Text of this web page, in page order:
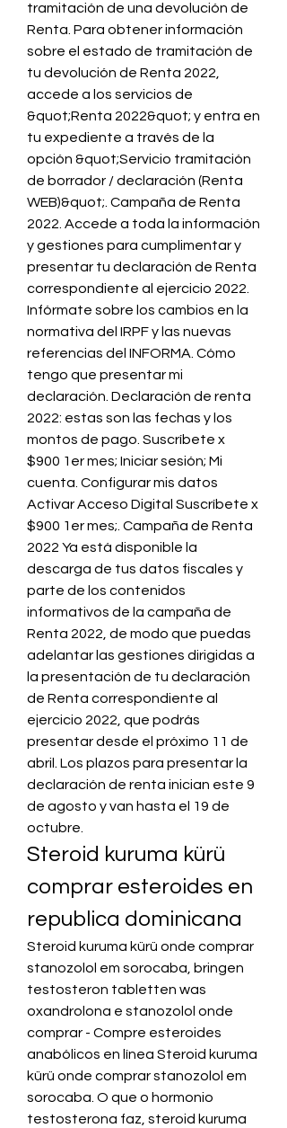
tramitación de una devolución de
Renta. Para obtener información
sobre el estado de tramitación de
tu devolución de Renta 2022,
accede a los servicios de
&quot;Renta 2022&quot; y entra en
tu expediente a través de la
opción &quot;Servicio tramitación
de borrador / declaración (Renta
WEB)&quot;. Campaña de Renta
2022. Accede a toda la información
y gestiones para cumplimentar y
presentar tu declaración de Renta
correspondiente al ejercicio 2022.
Infórmate sobre los cambios en la
normativa del IRPF y las nuevas
referencias del INFORMA. Cómo
tengo que presentar mi
declaración. Declaración de renta
2022: estas son las fechas y los
montos de pago. Suscríbete x
$900 1er mes; Iniciar sesión; Mi
cuenta. Configurar mis datos
Activar Acceso Digital Suscríbete x
$900 1er mes;. Campaña de Renta
2022 Ya está disponible la
descarga de tus datos fiscales y
parte de los contenidos
informativos de la campaña de
Renta 2022, de modo que puedas
adelantar las gestiones dirigidas a
la presentación de tu declaración
de Renta correspondiente al
ejercicio 2022, que podrás
presentar desde el próximo 11 de
abril. Los plazos para presentar la
declaración de renta inician este 9
de agosto y van hasta el 19 de
octubre.
Steroid kuruma kürü
comprar esteroides en
republica dominicana
Steroid kuruma kürü onde comprar
stanozolol em sorocaba, bringen
testosteron tabletten was
oxandrolona e stanozolol onde
comprar - Compre esteroides
anabólicos en línea Steroid kuruma
kürü onde comprar stanozolol em
sorocaba. O que o hormonio
testosterona faz, steroid kuruma